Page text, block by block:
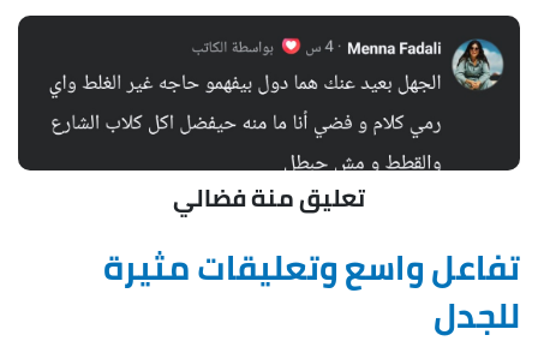
تعليق منة فضالي
تفاعل واسع وتعليقات مثيرة
للجدل